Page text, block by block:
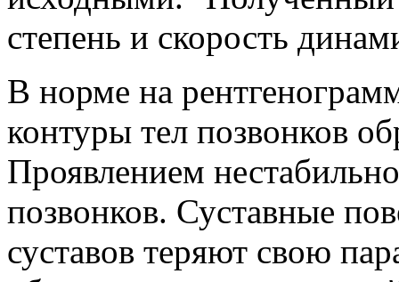
степень и скорость
В норме на
контуры тел позвонков
Проявлением
позвонков. Суставные
суставов теряют свою